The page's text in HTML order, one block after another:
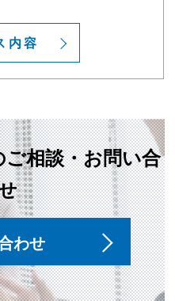
内容
ご相談・お問い合
わせ